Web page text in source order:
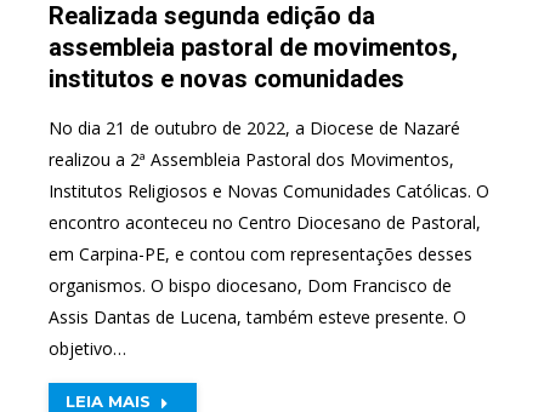
Realizada segunda edição da
assembleia pastoral de movimentos,
institutos e novas comunidades
No dia 21 de outubro de 2022, a Diocese de Nazaré
realizou a 2ª Assembleia Pastoral dos Movimentos,
Institutos Religiosos e Novas Comunidades Católicas. O
encontro aconteceu no Centro Diocesano de Pastoral,
em Carpina-PE, e contou com representações desses
organismos. O bispo diocesano, Dom Francisco de
Assis Dantas de Lucena, também esteve presente. O
objetivo…
LEIA MAIS